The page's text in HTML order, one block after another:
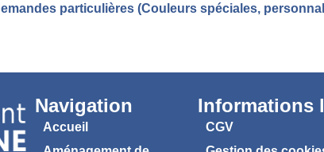
particulières (Couleurs spéciales,
Navigation
Accueil
Informations
CGV